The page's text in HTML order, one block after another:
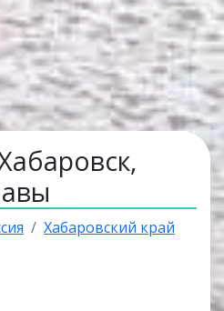
Хабаровский край